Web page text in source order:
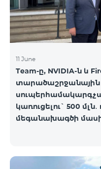
11 June
Team-ը, NVIDIA-ն և
տարածաշրջանային
կառուցելու` 500
մեգանախագծի